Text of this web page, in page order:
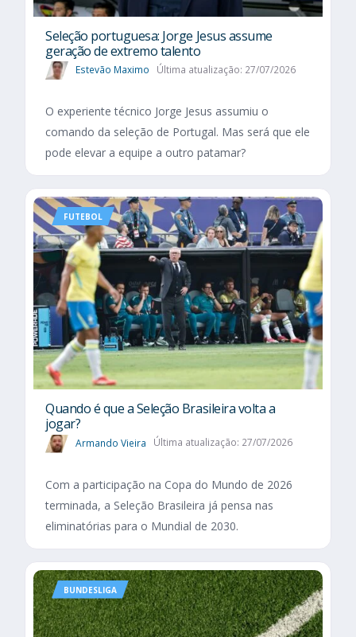
Seleção portuguesa: Jorge Jesus assume
geração de extremo talento
Estevão Maximo Última atualização: 27/07/2026
O experiente técnico Jorge Jesus assumiu o
comando da seleção de Portugal. Mas será que ele
pode elevar a equipe a outro patamar?
FUTEBOL
Quando é que a Seleção Brasileira volta a
jogar?
Armando Vieira Última atualização: 27/07/2026
Com a participação na Copa do Mundo de 2026
terminada, a Seleção Brasileira já pensa nas
eliminatórias para o Mundial de 2030.
BUNDESLIGA